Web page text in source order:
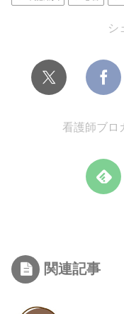
シ
看護師ブロ
関連記事